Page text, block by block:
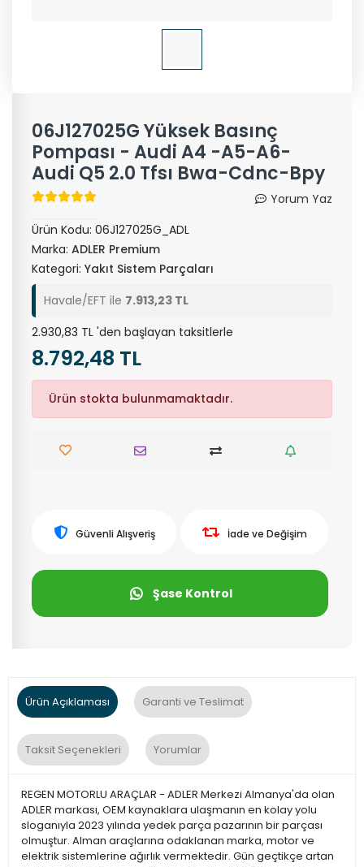
06J127025G Yüksek Basınç
Pompası - Audi A4 -A5-A6-
Audi Q5 2.0 Tfsı Bwa-Cdnc-Bpy
Yorum Yaz
Ürün Kodu: 06J127025G_ADL
Marka: ADLER Premium
Kategori: Yakıt Sistem Parçaları
Havale/EFT ile 7.913,23 TL
2.930,83 TL 'den başlayan taksitlerle
8.792,48 TL
Ürün stokta bulunmamaktadır.
Güvenli Alışveriş İade ve Değişim
Şase Kontrol
Ürün Açıklaması Garanti ve Teslimat
Taksit Seçenekleri Yorumlar
REGEN MOTORLU ARAÇLAR - ADLER Merkezi Almanya'da olan
ADLER markası, OEM kaynaklara ulaşmanın en kolay yolu
sloganıyla 2023 yılında yedek parça pazarının bir parçası
olmuştur. Alman araçlarına odaklanan marka, motor ve
elektrik sistemlerine ağırlık vermektedir. Gün geçtikçe artan